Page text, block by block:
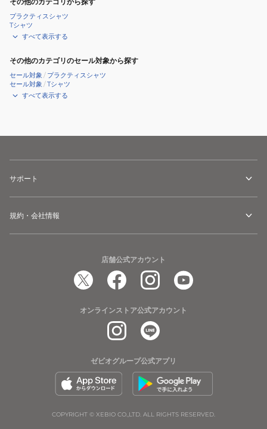
プラクティスシャツ
Tシャツ
すべて表示する
その他のカテゴリのセール対象から探す
セール対象 / プラクティスシャツ
セール対象 /Tシャツ
すべて表示する
サポート
規約・会社情報
店舗公式アカウント
オンラインストア公式アカウント
ゼビオグループ公式アプリ
COPYRIGHT © XEBIO CO.,LTD. ALL RIGHTS RESERVED.